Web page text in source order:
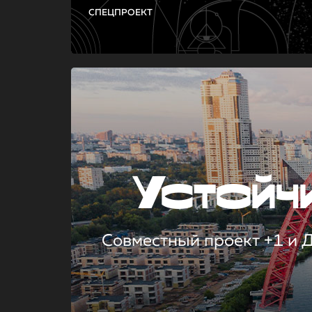
СПЕЦПРОЕКТ
Совместный проект +1 и